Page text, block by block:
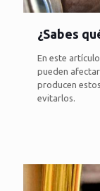
¿Sabes
En este
pueden
producen
evitarlos.